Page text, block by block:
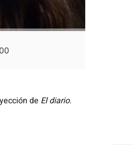
de El diario.